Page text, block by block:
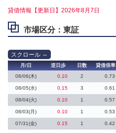
貸借情報【更新日】2026年8月7日
市場区分：東証
月/日 逆日歩 日数 貸借倍率
08/06(木)
0.10 2 0.73
08/05(水) 0.15 3 0.61
08/04(火) 0.10 1 0.57
08/03(月) 0.10 1 0.53
07/31(金) 0.15 1 0.42